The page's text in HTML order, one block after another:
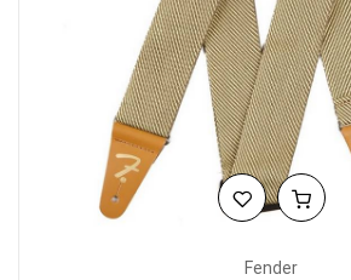
Fender